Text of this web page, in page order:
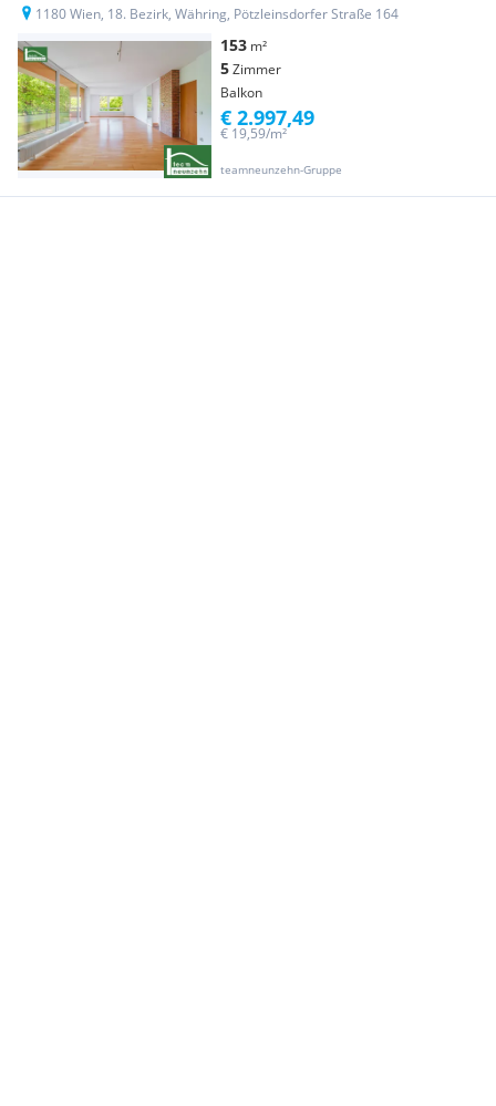
1180 Wien, 18. Bezirk, Währing, Pötzleinsdorfer Straße 164
153 m²
5Zimmer
Balkon
teamneunzehn-Gruppe
€ 19,59/m²
€ 2.997,49